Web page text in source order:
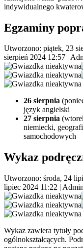
indywidualnego
Egzaminy
Utworzono: piątek, 23
sierpień 2024 12:57
26 sierpnia
język angielski
27 sierpnia
niemiecki,
samochodowych
Wykaz
Utworzono: środa, 24
lipiec 2024 11:22 |
Wykaz zawiera tytuły
ogólnokształcących.